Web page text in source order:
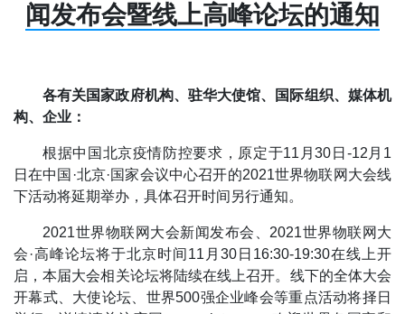
闻发布会暨线上高峰论坛的通知
各有关国家政府机构、驻华大使馆、国际组织、媒体机
构、企业：
根据中国北京疫情防控要求，原定于11月30日-12月1
日在中国·北京·国家会议中心召开的2021世界物联网大会线
下活动将延期举办，具体召开时间另行通知。
2021世界物联网大会新闻发布会、2021世界物联网大
会·高峰论坛将于北京时间11月30日16:30-19:30在线上开
启，本届大会相关论坛将陆续在线上召开。线下的全体大会
开幕式、大使论坛、世界500强企业峰会等重点活动将择日